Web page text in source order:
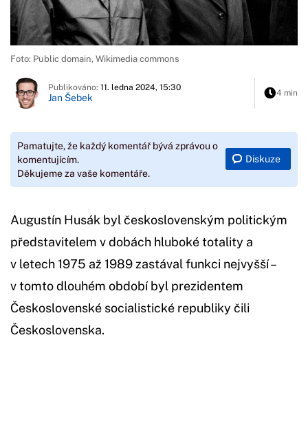
Foto: Public domain, Wikimedia commons
Publikováno: 11. ledna 2024, 15:30
Jan Šebek 4 min
Pamatujte, že každý komentář bývá zprávou o
komentujícím.
Děkujeme za vaše komentáře.
Diskuze
Augustín Husák byl československým politickým
představitelem v dobách hluboké totality a
v letech 1975 až 1989 zastával funkci nejvyšší –
v tomto dlouhém období byl prezidentem
Československé socialistické republiky čili
Československa.